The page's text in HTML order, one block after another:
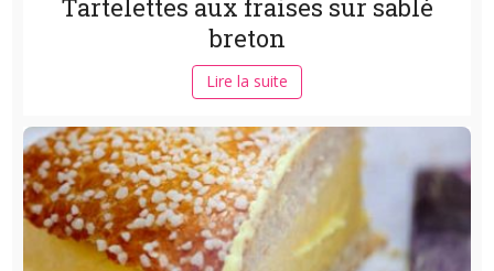
Tartelettes aux fraises sur sablé
breton
Lire la suite